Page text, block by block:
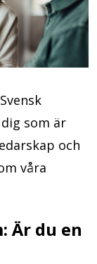
som är
och
våra
Är du en